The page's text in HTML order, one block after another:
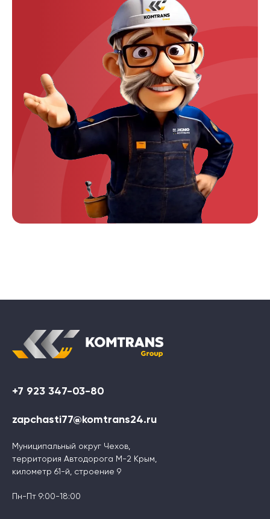
+7 923 347-03-80
zapchasti77@komtrans24.ru
Муниципальный округ Чехов,
территория Автодорога М-2 Крым,
километр 61-й, строение 9
Пн-Пт 9:00-18:00